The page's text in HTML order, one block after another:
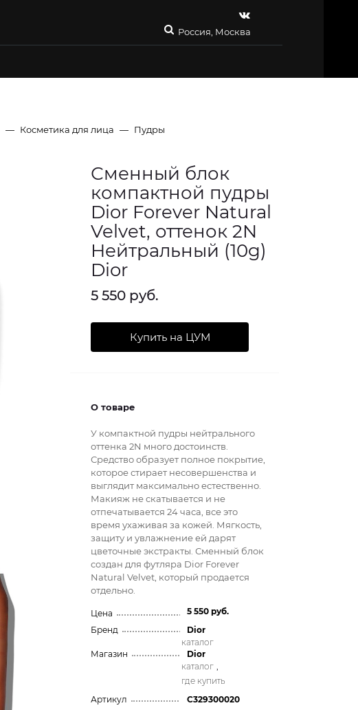
Россия, Москва
Косметика для лица Пудры
Сменный блок
компактной пудры
Dior Forever Natural
Velvet, оттенок 2N
Нейтральный (10g)
Dior
5 550 руб.
Купить на ЦУМ
О товаре
У компактной пудры нейтрального
оттенка 2N много достоинств.
Средство образует полное покрытие,
которое стирает несовершенства и
выглядит максимально естественно.
Макияж не скатывается и не
отпечатывается 24 часа, все это
время ухаживая за кожей. Мягкость,
защиту и увлажнение ей дарят
цветочные экстракты. Сменный блок
создан для футляра Dior Forever
Natural Velvet, который продается
отдельно.
Цена
5 550 руб.
Бренд
Dior
каталог
Магазин
Dior
каталог ,
где купить
Артикул
C329300020